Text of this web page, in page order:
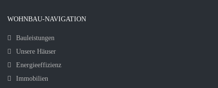
WOHNBAU-NAVIGATION
Bauleistungen
Unsere Häuser
Energieeffizienz
Immobilien